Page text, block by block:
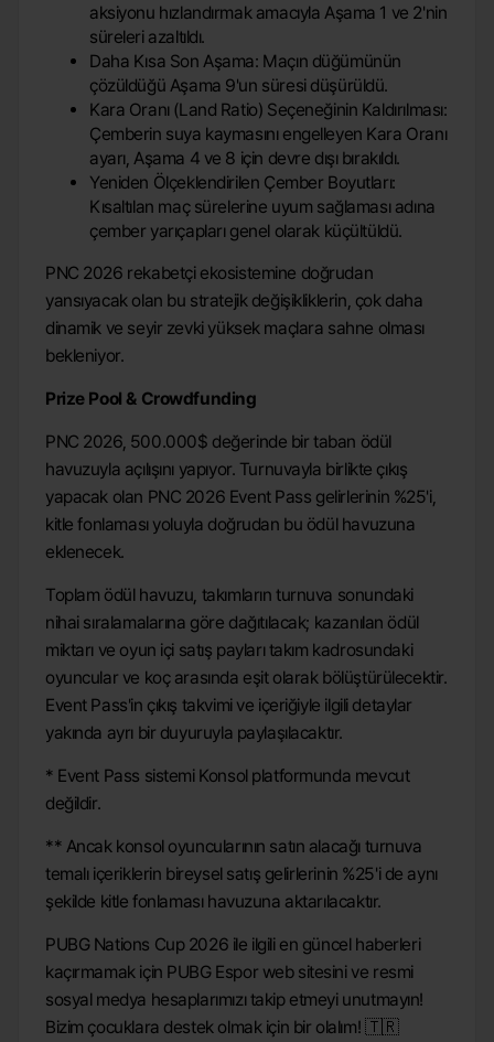
aksiyonu hızlandırmak amacıyla Aşama 1 ve 2'nin
süreleri azaltıldı.
Daha Kısa Son Aşama: Maçın düğümünün
çözüldüğü Aşama 9'un süresi düşürüldü.
Kara Oranı (Land Ratio) Seçeneğinin Kaldırılması:
Çemberin suya kaymasını engelleyen Kara Oranı
ayarı, Aşama 4 ve 8 için devre dışı bırakıldı.
Yeniden Ölçeklendirilen Çember Boyutları:
Kısaltılan maç sürelerine uyum sağlaması adına
çember yarıçapları genel olarak küçültüldü.
PNC 2026 rekabetçi ekosistemine doğrudan
yansıyacak olan bu stratejik değişikliklerin, çok daha
dinamik ve seyir zevki yüksek maçlara sahne olması
bekleniyor.
Prize Pool & Crowdfunding
PNC 2026, 500.000$ değerinde bir taban ödül
havuzuyla açılışını yapıyor. Turnuvayla birlikte çıkış
yapacak olan PNC 2026 Event Pass gelirlerinin %25'i,
kitle fonlaması yoluyla doğrudan bu ödül havuzuna
eklenecek.
Toplam ödül havuzu, takımların turnuva sonundaki
nihai sıralamalarına göre dağıtılacak; kazanılan ödül
miktarı ve oyun içi satış payları takım kadrosundaki
oyuncular ve koç arasında eşit olarak bölüştürülecektir.
Event Pass'in çıkış takvimi ve içeriğiyle ilgili detaylar
yakında ayrı bir duyuruyla paylaşılacaktır.
* Event Pass sistemi Konsol platformunda mevcut
değildir.
** Ancak konsol oyuncularının satın alacağı turnuva
temalı içeriklerin bireysel satış gelirlerinin %25'i de aynı
şekilde kitle fonlaması havuzuna aktarılacaktır.
PUBG Nations Cup 2026 ile ilgili en güncel haberleri
kaçırmamak için PUBG Espor web sitesini ve resmi
sosyal medya hesaplarımızı takip etmeyi unutmayın!
Bizim çocuklara destek olmak için bir olalım! 🇹🇷